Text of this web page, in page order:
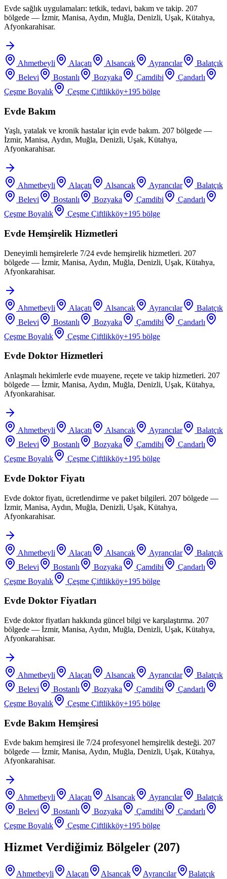
Evde sağlık uygulamaları: tetkik, tedavi, bakım ve takip. 207
bölgede — İzmir, Manisa, Aydın, Muğla, Denizli, Uşak, Kütahya,
Afyonkarahisar.
Ahmetbeyli Alaçatı Alsancak Ayrancılar
Balatçık
Belevi
Bostanlı Bozyaka Çamdibi
Çandarlı
Çeşme Boyalık
Çeşme Çiftlikköy+195 bölge
Evde Bakım
Yaşlı, yatalak ve kronik hastalar için evde bakım. 207 bölgede —
İzmir, Manisa, Aydın, Muğla, Denizli, Uşak, Kütahya,
Afyonkarahisar.
Ahmetbeyli Alaçatı Alsancak Ayrancılar
Balatçık
Belevi
Bostanlı Bozyaka Çamdibi
Çandarlı
Çeşme Boyalık
Çeşme Çiftlikköy+195 bölge
Evde Hemşirelik Hizmetleri
Deneyimli hemşirelerle 7/24 evde hemşirelik hizmetleri. 207
bölgede — İzmir, Manisa, Aydın, Muğla, Denizli, Uşak, Kütahya,
Afyonkarahisar.
Ahmetbeyli Alaçatı Alsancak Ayrancılar
Balatçık
Belevi
Bostanlı Bozyaka Çamdibi
Çandarlı
Çeşme Boyalık
Çeşme Çiftlikköy+195 bölge
Evde Doktor Hizmetleri
Anlaşmalı hekimlerle evde muayene, reçete ve takip hizmetleri. 207
bölgede — İzmir, Manisa, Aydın, Muğla, Denizli, Uşak, Kütahya,
Afyonkarahisar.
Ahmetbeyli Alaçatı Alsancak Ayrancılar
Balatçık
Belevi
Bostanlı Bozyaka Çamdibi
Çandarlı
Çeşme Boyalık
Çeşme Çiftlikköy+195 bölge
Evde Doktor Fiyatı
Evde doktor fiyatı, ücretlendirme ve paket bilgileri. 207 bölgede —
İzmir, Manisa, Aydın, Muğla, Denizli, Uşak, Kütahya,
Afyonkarahisar.
Ahmetbeyli Alaçatı Alsancak Ayrancılar
Balatçık
Belevi
Bostanlı Bozyaka Çamdibi
Çandarlı
Çeşme Boyalık
Çeşme Çiftlikköy+195 bölge
Evde Doktor Fiyatları
Evde doktor fiyatları hakkında güncel bilgi ve karşılaştırma. 207
bölgede — İzmir, Manisa, Aydın, Muğla, Denizli, Uşak, Kütahya,
Afyonkarahisar.
Ahmetbeyli Alaçatı Alsancak Ayrancılar
Balatçık
Belevi
Bostanlı Bozyaka Çamdibi
Çandarlı
Çeşme Boyalık
Çeşme Çiftlikköy+195 bölge
Evde Bakım Hemşiresi
Evde bakım hemşiresi ile 7/24 profesyonel hemşirelik desteği. 207
bölgede — İzmir, Manisa, Aydın, Muğla, Denizli, Uşak, Kütahya,
Afyonkarahisar.
Ahmetbeyli Alaçatı Alsancak Ayrancılar
Balatçık
Belevi
Bostanlı Bozyaka Çamdibi
Çandarlı
Çeşme Boyalık
Çeşme Çiftlikköy+195 bölge
Hizmet Verdiğimiz Bölgeler (207)
Ahmetbeyli Alaçatı Alsancak Ayrancılar
Balatçık